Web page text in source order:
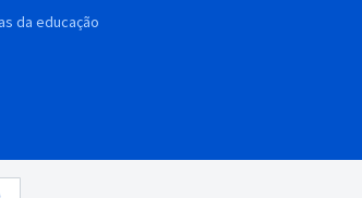
s da educação